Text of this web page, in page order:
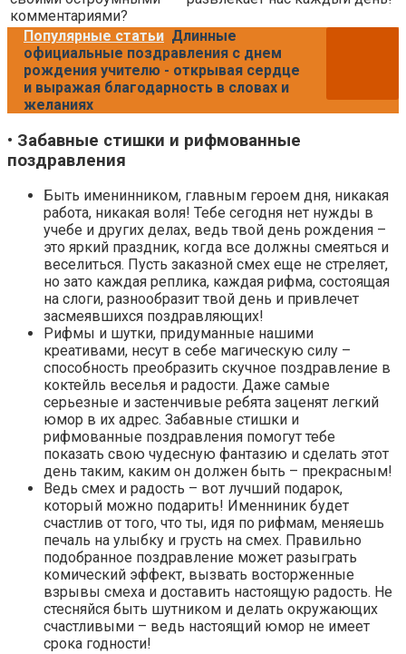
комментариями?
Популярные статьи Длинные
официальные поздравления с днем
рождения учителю - открывая сердце
и выражая благодарность в словах и
желаниях
• Забавные стишки и рифмованные
поздравления
Быть именинником, главным героем дня, никакая
работа, никакая воля! Тебе сегодня нет нужды в
учебе и других делах, ведь твой день рождения –
это яркий праздник, когда все должны смеяться и
веселиться. Пусть заказной смех еще не стреляет,
но зато каждая реплика, каждая рифма, состоящая
на слоги, разнообразит твой день и привлечет
засмеявшихся поздравляющих!
Рифмы и шутки, придуманные нашими
креативами, несут в себе магическую силу –
способность преобразить скучное поздравление в
коктейль веселья и радости. Даже самые
серьезные и застенчивые ребята заценят легкий
юмор в их адрес. Забавные стишки и
рифмованные поздравления помогут тебе
показать свою чудесную фантазию и сделать этот
день таким, каким он должен быть – прекрасным!
Ведь смех и радость – вот лучший подарок,
который можно подарить! Именниник будет
счастлив от того, что ты, идя по рифмам, меняешь
печаль на улыбку и грусть на смех. Правильно
подобранное поздравление может разыграть
комический эффект, вызвать восторженные
взрывы смеха и доставить настоящую радость. Не
стесняйся быть шутником и делать окружающих
счастливыми – ведь настоящий юмор не имеет
срока годности!